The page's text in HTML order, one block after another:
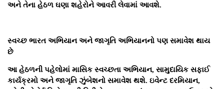
અને તેના હેઠળ ઘણા શહેરોને આવરી લેવામાં આવશે.
સ્વચ્છ ભારત અભિયાન અને જાગૃતિ અભિયાનનો પણ સમાવેશ થાય
છે
આ હેઠળની પહેલોમાં માસિક સ્વચ્છતા અભિયાન, સામુદાયિક સફાઈ
કાર્યક્રમો અને જાગૃતિ ઝુંબેશનો સમાવેશ થશે. ઇવેન્ટ દરમિયાન,